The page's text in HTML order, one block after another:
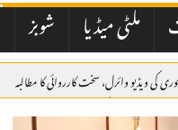
ملٹی میڈیا شوبز
کی ویڈیو وائرل، سخت کارروائی کا مطالبہ
بینک آف پاکستان کے نئے صدر کی تعیناتی